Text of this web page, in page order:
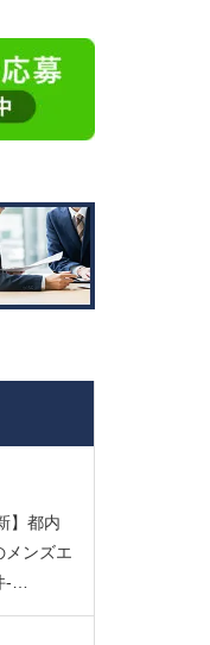
】都内
メンズエ
-…